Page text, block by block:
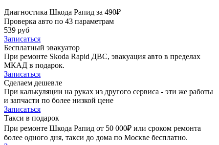
Диагностика Шкода Рапид за 490₽
Проверка авто по 43 параметрам
539 руб
Записаться
Бесплатный эвакуатор
При ремонте Skoda Rapid ДВС, эвакуация авто в пределах
МКАД в подарок.
Записаться
Сделаем дешевле
При калькуляции на руках из другого сервиса - эти же работы
и запчасти по более низкой цене
Записаться
Такси в подарок
При ремонте Шкода Рапид от 50 000₽ или сроком ремонта
более одного дня, такси до дома по Москве бесплатно.